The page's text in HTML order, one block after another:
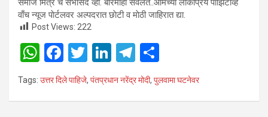
समाज मित्र चे सभासद व्हा. बारमाही सवलत..आमच्या लाेकप्रिय पाँझिटीव्ह
वाँच न्यूज पाेर्टलवर अल्पदरात छाेटी व माेठी जाहिरात द्या.
Post Views: 222
W
h
F
a
ce
T
wi
tt
Li
n
T
el h
Tags: उत्तर दिले पाहिजे, पंतप्रधान नरेंद्र मोदी, पुलवामा घटनेवर